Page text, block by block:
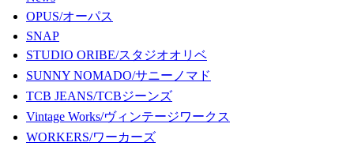
OPUS/オーパス
SNAP
STUDIO ORIBE/スタジオオリベ
SUNNY NOMADO/サニーノマド
TCB JEANS/TCBジーンズ
Vintage Works/ヴィンテージワークス
WORKERS/ワーカーズ